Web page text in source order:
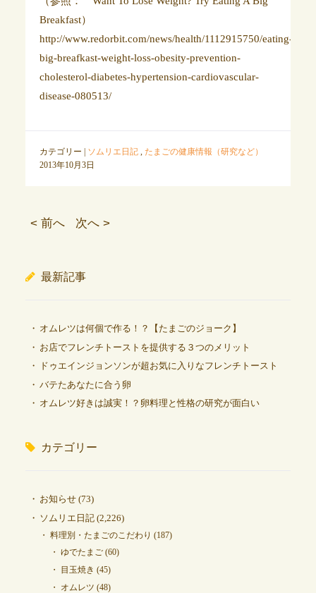
Breakfast）
http://www.redorbit.com/news/health/1112915750/eating-
big-breafkast-weight-loss-obesity-prevention-
cholesterol-diabetes-hypertension-cardiovascular-
disease-080513/
カテゴリー | ソムリエ日記, たまごの健康情報（研究など）
2013年10月3日
< 前へ 次へ >
最新記事
オムレツは何個で作る！？【たまごのジョーク】
お店でフレンチトーストを提供する３つのメリット
ドゥエインジョンソンが超お気に入りなフレンチトースト
バテたあなたに合う卵
オムレツ好きは誠実！？卵料理と性格の研究が面白い
カテゴリー
お知らせ(73)
ソムリエ日記(2,226)
料理別・たまごのこだわり (187)
ゆでたまご(60)
目玉焼き (45)
オムレツ (48)